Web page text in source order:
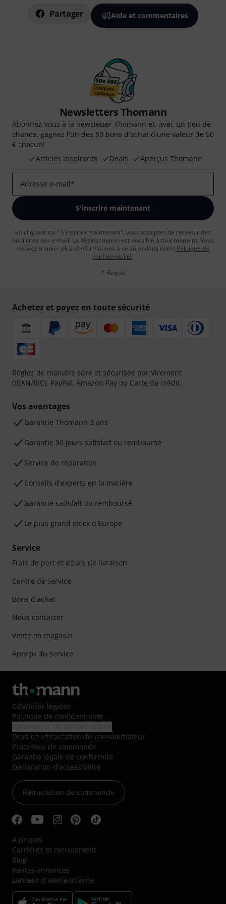
Partager Aide et commentaires
Newsletters Thomann
Abonnez-vous à la newsletter Thomann et, avec un peu de
chance, gagnez l'un des 50 bons d'achat d'une valeur de 50
€ chacun!
Articles inspirants
Deals Aperçus Thomann
Adresse e-mail*
S'inscrire maintenant
En cliquant sur "S'inscrire maintenant", vous acceptez de recevoir des
publicités par e-mail. La désinscription est possible à tout moment. Vous
pouvez trouver plus d'informations à ce sujet dans notre Politique de
confidentialité.
* Requis
Achetez et payez en toute sécurité
Réglez de manière sûre et sécurisée par Virement
(IBAN/BIC), PayPal, Amazon Pay ou Carte de crédit.
Vos avantages
Ga­ran­tie Thomann 3 ans
Garantie 30 jours satisfait ou remboursé
Service de réparation
Conseils d'experts en la matière
Garantie satisfait ou remboursé
Le plus grand stock d'Europe
Service
Frais de port et délais de livraison
Centre de service
Bons d'achat
Nous contacter
Vente en magasin
Aperçu du service
CGV/Infos légales
Politique de confidentialité
Droit de rétractation du consommateur
Processus de commande
Garantie légale de conformité
Déclaration d'accessibilité
Rétractation de commande
A propos
Carrières et recrutement
Blog
Petites annonces
Lanceur d´alerte interne